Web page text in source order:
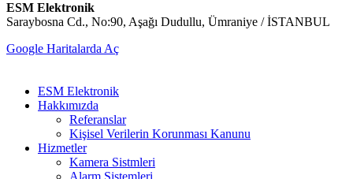
ESM Elektronik
Saraybosna Cd., No:90, Aşağı Dudullu, Ümraniye / İSTANBUL
Google Haritalarda Aç
ESM Elektronik
Hakkımızda
Referanslar
Kişisel Verilerin Korunması Kanunu
Hizmetler
Kamera Sistmleri